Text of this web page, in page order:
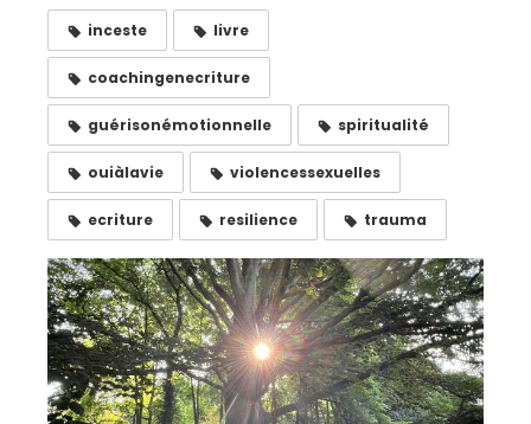
inceste livre
coachingenecriture
guérisonémotionnelle spiritualité
ouiàlavie violencessexuelles
ecriture resilience trauma